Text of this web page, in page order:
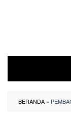
BERANDA »